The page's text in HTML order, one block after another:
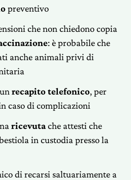
preventivo
che non chiedono copia
: è probabile che
anche animali privi di
recapito telefonico, per
caso di complicazioni
ricevutache attesti che
in custodia presso la
di recarsi saltuariamente a